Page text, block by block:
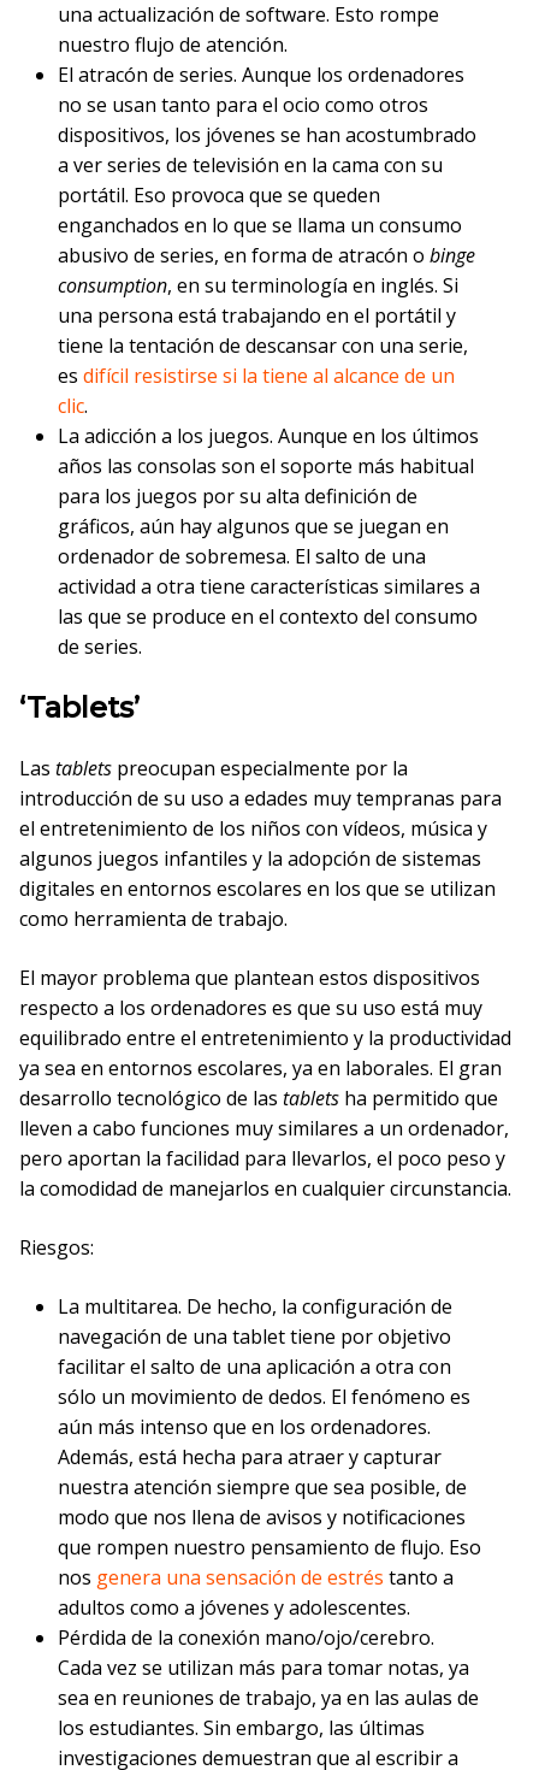
una actualización de software. Esto rompe
nuestro flujo de atención.
El atracón de series. Aunque los ordenadores
no se usan tanto para el ocio como otros
dispositivos, los jóvenes se han acostumbrado
a ver series de televisión en la cama con su
portátil. Eso provoca que se queden
enganchados en lo que se llama un consumo
abusivo de series, en forma de atracón o binge
consumption, en su terminología en inglés. Si
una persona está trabajando en el portátil y
tiene la tentación de descansar con una serie,
es difícil resistirse si la tiene al alcance de un
clic.
La adicción a los juegos. Aunque en los últimos
años las consolas son el soporte más habitual
para los juegos por su alta definición de
gráficos, aún hay algunos que se juegan en
ordenador de sobremesa. El salto de una
actividad a otra tiene características similares a
las que se produce en el contexto del consumo
de series.
‘Tablets’
Las tablets preocupan especialmente por la
introducción de su uso a edades muy tempranas para
el entretenimiento de los niños con vídeos, música y
algunos juegos infantiles y la adopción de sistemas
digitales en entornos escolares en los que se utilizan
como herramienta de trabajo.
El mayor problema que plantean estos dispositivos
respecto a los ordenadores es que su uso está muy
equilibrado entre el entretenimiento y la productividad
ya sea en entornos escolares, ya en laborales. El gran
desarrollo tecnológico de las tablets ha permitido que
lleven a cabo funciones muy similares a un ordenador,
pero aportan la facilidad para llevarlos, el poco peso y
la comodidad de manejarlos en cualquier circunstancia.
Riesgos:
La multitarea. De hecho, la configuración de
navegación de una tablet tiene por objetivo
facilitar el salto de una aplicación a otra con
sólo un movimiento de dedos. El fenómeno es
aún más intenso que en los ordenadores.
Además, está hecha para atraer y capturar
nuestra atención siempre que sea posible, de
modo que nos llena de avisos y notificaciones
que rompen nuestro pensamiento de flujo. Eso
nos genera una sensación de estrés tanto a
adultos como a jóvenes y adolescentes.
Pérdida de la conexión mano/ojo/cerebro.
Cada vez se utilizan más para tomar notas, ya
sea en reuniones de trabajo, ya en las aulas de
los estudiantes. Sin embargo, las últimas
investigaciones demuestran que al escribir a